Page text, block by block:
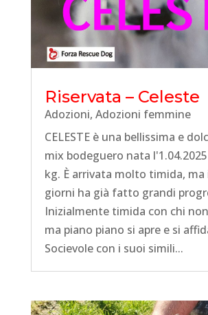
Riservata – Celeste
Adozioni, Adozioni femmine
CELESTE è una bellissima e
mix bodeguero nata
kg. È arrivata molto timida, ma
giorni ha già fatto grandi
Inizialmente timida con chi
ma piano piano si apre e si
Socievole con i suoi simili...